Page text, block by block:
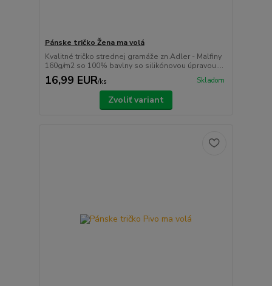
Pánske tričko Žena ma volá
Kvalitné tričko strednej gramáže zn.Adler - Malfiny
160g/m2 so 100% bavlny so silikónovou úpravou....
16,99 EUR/ks Skladom
Zvoliť variant